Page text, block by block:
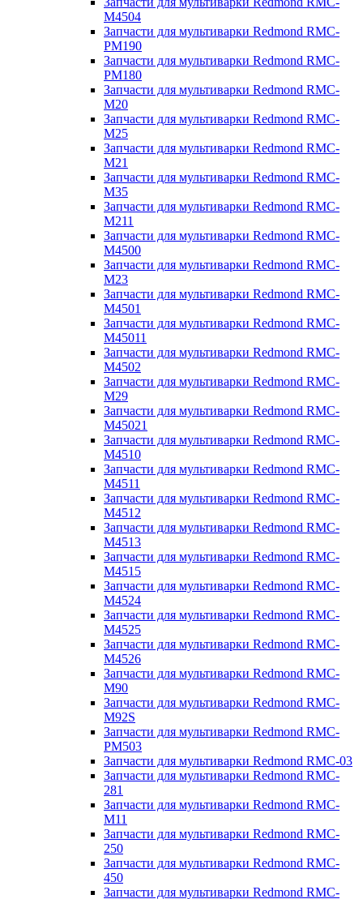
M4504
Запчасти для мультиварки Redmond RMC-
PM190
Запчасти для мультиварки Redmond RMC-
PM180
Запчасти для мультиварки Redmond RMC-
M20
Запчасти для мультиварки Redmond RMC-
M25
Запчасти для мультиварки Redmond RMC-
M21
Запчасти для мультиварки Redmond RMC-
M35
Запчасти для мультиварки Redmond RMC-
M211
Запчасти для мультиварки Redmond RMC-
M4500
Запчасти для мультиварки Redmond RMC-
M23
Запчасти для мультиварки Redmond RMC-
M4501
Запчасти для мультиварки Redmond RMC-
M45011
Запчасти для мультиварки Redmond RMC-
M4502
Запчасти для мультиварки Redmond RMC-
M29
Запчасти для мультиварки Redmond RMC-
M45021
Запчасти для мультиварки Redmond RMC-
M4510
Запчасти для мультиварки Redmond RMC-
M4511
Запчасти для мультиварки Redmond RMC-
M4512
Запчасти для мультиварки Redmond RMC-
M4513
Запчасти для мультиварки Redmond RMC-
M4515
Запчасти для мультиварки Redmond RMC-
M4524
Запчасти для мультиварки Redmond RMC-
M4525
Запчасти для мультиварки Redmond RMC-
M4526
Запчасти для мультиварки Redmond RMC-
M90
Запчасти для мультиварки Redmond RMC-
M92S
Запчасти для мультиварки Redmond RMC-
PM503
Запчасти для мультиварки Redmond RMC-03
Запчасти для мультиварки Redmond RMC-
281
Запчасти для мультиварки Redmond RMC-
M11
Запчасти для мультиварки Redmond RMC-
250
Запчасти для мультиварки Redmond RMC-
450
Запчасти для мультиварки Redmond RMC-